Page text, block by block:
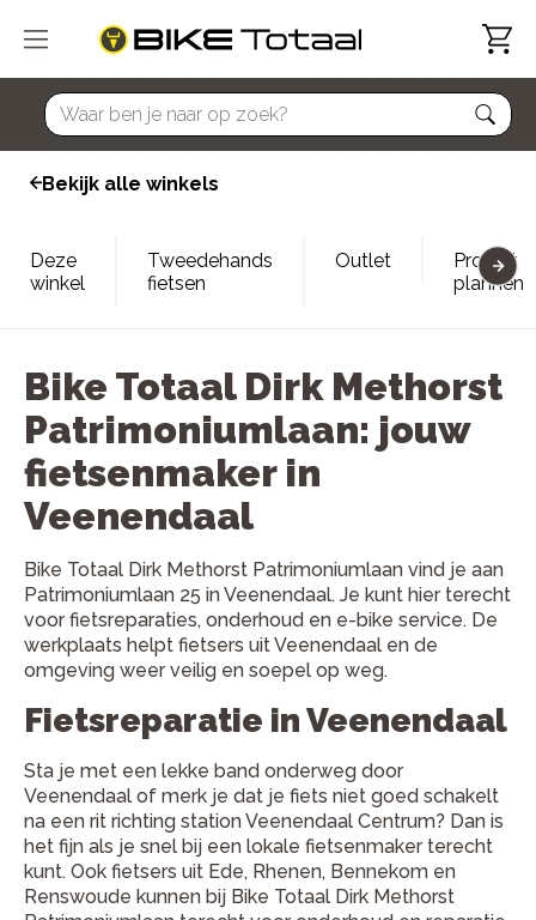
home
Bekijk alle winkels
Deze
winkel
Tweedehands
fietsen
Outlet
Proefrit
plannen
Bike Totaal Dirk Methorst
Patrimoniumlaan: jouw
fietsenmaker in
Veenendaal
Bike Totaal Dirk Methorst Patrimoniumlaan vind je aan
Patrimoniumlaan 25 in Veenendaal. Je kunt hier terecht
voor fietsreparaties, onderhoud en e-bike service. De
werkplaats helpt fietsers uit Veenendaal en de
omgeving weer veilig en soepel op weg.
Fietsreparatie in Veenendaal
Sta je met een lekke band onderweg door
Veenendaal of merk je dat je fiets niet goed schakelt
na een rit richting station Veenendaal Centrum? Dan is
het fijn als je snel bij een lokale fietsenmaker terecht
kunt. Ook fietsers uit Ede, Rhenen, Bennekom en
Renswoude kunnen bij Bike Totaal Dirk Methorst